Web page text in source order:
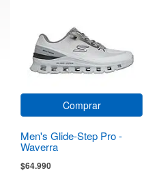
Comprar
Men's Glide-Step Pro -
Waverra
$64.990